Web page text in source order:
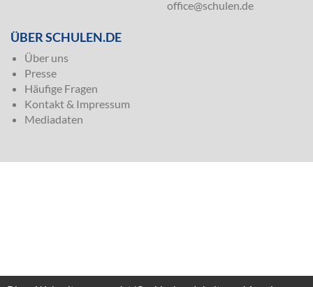
office@schulen.de
ÜBER SCHULEN.DE
Über uns
Presse
Häufige Fragen
Kontakt & Impressum
Mediadaten